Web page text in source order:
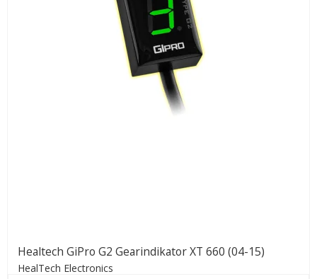
Healtech GiPro G2 Gearindikator XT 660 (04-15)
HealTech Electronics